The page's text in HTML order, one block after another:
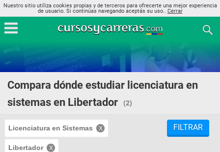
Nuestro sitio utiliza cookies propias y de terceros para ofrecerte una mejor experiencia
de usuario. Si continúas navegando aceptás su uso.. Cerrar
Compara dónde estudiar licenciatura en
sistemas en Libertador
(2)
Licenciatura en Sistemas
Libertador
FILTRAR